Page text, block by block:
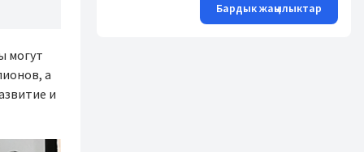
могут
а
и
Бардык жаңылыктар